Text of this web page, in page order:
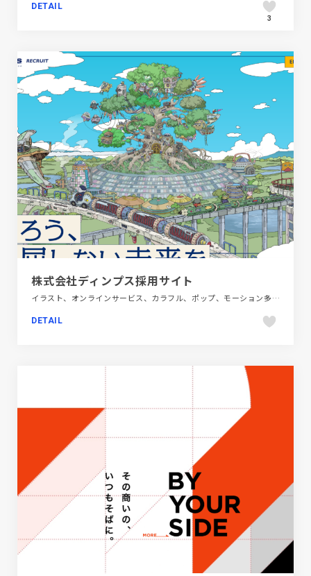
DETAIL
3
株式会社ディンプス採用サイト
イラスト、オンラインサービス、カラフル、ポップ、モーション多め、新卒・中途採用サイト
DETAIL